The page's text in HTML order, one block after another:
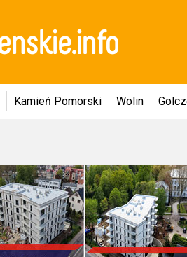
Kamień Pomorski Wolin